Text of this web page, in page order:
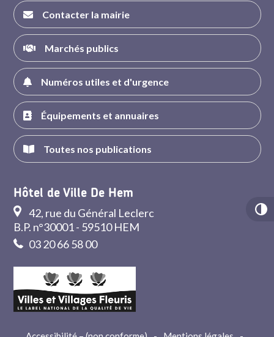
Contacter la mairie
Marchés publics
Numéros utiles et d'urgence
Équipements et annuaires
Toutes nos publications
Hôtel de Ville De Hem
42, rue du Général Leclerc
B.P. n°30001 - 59510 HEM
03 20 66 58 00